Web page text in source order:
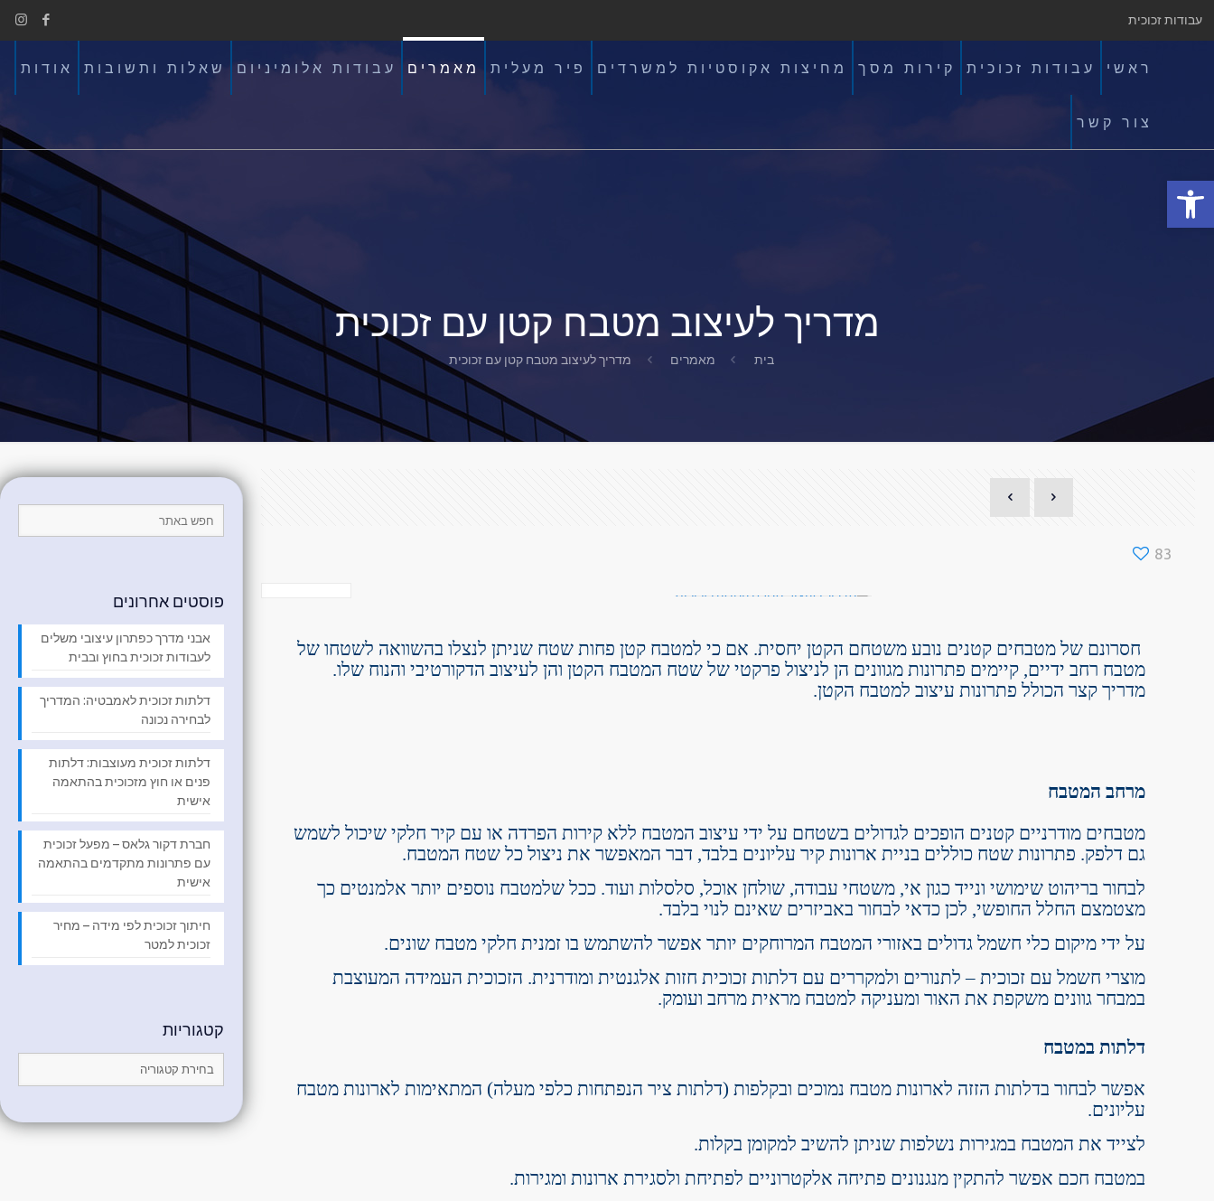
פתח סרגל נגישות
עבודות זכוכית
ראשי עבודות זכוכית קירות מסך מחיצות אקוסטיות למשרדים פיר מעלית מאמרים עבודות אלומיניום שאלות ותשובות אודות
צור קשר
מדריך לעיצוב מטבח קטן עם זכוכית
בית מאמרים מדריך לעיצוב מטבח קטן עם זכוכית
83
חסרונם של מטבחים קטנים נובע משטחם הקטן יחסית. אם כי למטבח קטן פחות שטח שניתן לנצלו בהשוואה לשטחו של
מטבח רחב ידיים, קיימים פתרונות מגוונים הן לניצול פרקטי של שטח המטבח הקטן והן לעיצוב הדקורטיבי והנוח שלו.
מדריך קצר הכולל פתרונות עיצוב למטבח הקטן.
מרחב המטבח
מטבחים מודרניים קטנים הופכים לגדולים בשטחם על ידי עיצוב המטבח ללא קירות הפרדה או עם קיר חלקי שיכול לשמש
גם דלפק. פתרונות שטח כוללים בניית ארונות קיר עליונים בלבד, דבר המאפשר את ניצול כל שטח המטבח.
לבחור בריהוט שימושי ונייד כגון אי, משטחי עבודה, שולחן אוכל, סלסלות ועוד. ככל שלמטבח נוספים יותר אלמנטים כך
מצטמצם החלל החופשי, לכן כדאי לבחור באביזרים שאינם לנוי בלבד.
על ידי מיקום כלי חשמל גדולים באזורי המטבח המרוחקים יותר אפשר להשתמש בו זמנית חלקי מטבח שונים.
מוצרי חשמל עם זכוכית – לתנורים ולמקררים עם דלתות זכוכית חזות אלגנטית ומודרנית. הזכוכית העמידה המעוצבת
במבחר גוונים משקפת את האור ומעניקה למטבח מראית מרחב ועומק.
דלתות במטבח
אפשר לבחור בדלתות הזזה לארונות מטבח נמוכים ובקלפות (דלתות ציר הנפתחות כלפי מעלה) המתאימות לארונות מטבח
עליונים.
לצייד את המטבח במגירות נשלפות שניתן להשיב למקומן בקלות.
במטבח חכם אפשר להתקין מנגנונים פתיחה אלקטרוניים לפתיחת ולסגירת ארונות ומגירות.
פוסטים אחרונים
אבני מדרך כפתרון עיצובי משלים
לעבודות זכוכית בחוץ ובבית
דלתות זכוכית לאמבטיה: המדריך
לבחירה נכונה
דלתות זכוכית מעוצבות: דלתות
פנים או חוץ מזכוכית בהתאמה
אישית
חברת דקור גלאס – מפעל זכוכית
עם פתרונות מתקדמים בהתאמה
אישית
חיתוך זכוכית לפי מידה – מחיר
זכוכית למטר
קטגוריות